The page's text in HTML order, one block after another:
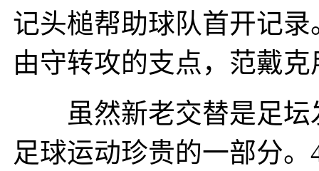
记头槌帮助球队首开记
由守转攻的支点，范戴
虽然新老交替是足坛
足球运动珍贵的一部分